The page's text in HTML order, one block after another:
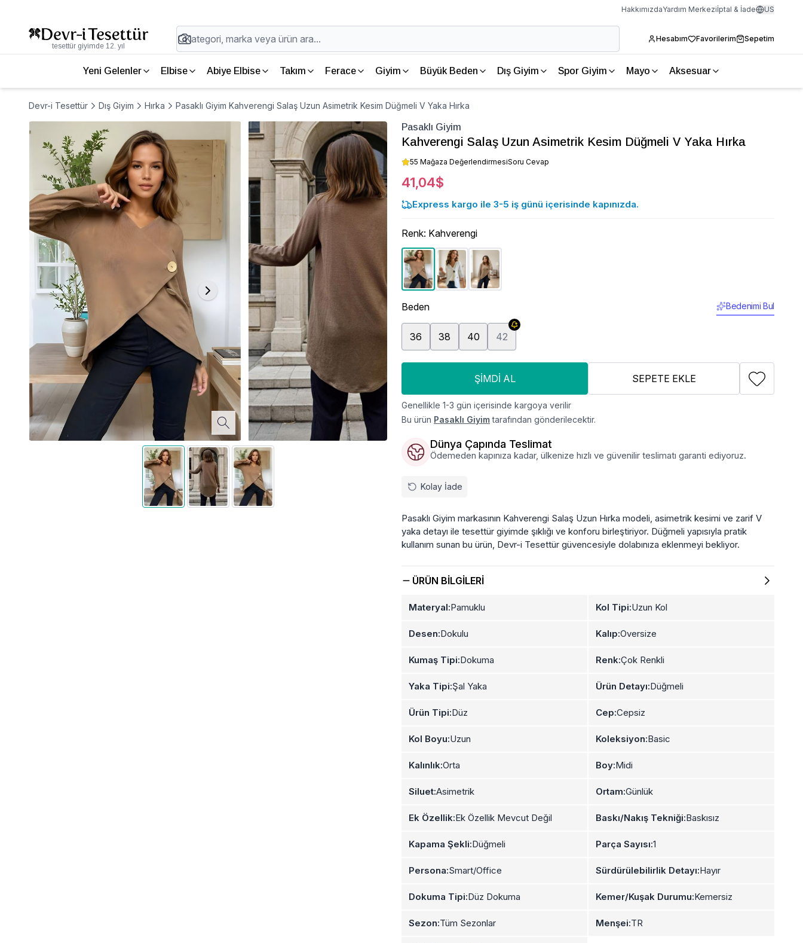
HakkımızdaYardım Merkeziİptal & İade US
tesettür giyimde 12. yıl
Hesabım Favorilerim Sepetim
Yeni Gelenler Elbise Abiye Elbise Takım Ferace Giyim Büyük Beden Dış Giyim Spor Giyim Mayo Aksesuar
Devr-i Tesettür Dış Giyim Hırka Pasaklı Giyim Kahverengi Salaş Uzun Asimetrik Kesim Düğmeli V Yaka Hırka
Pasaklı Giyim
Kahverengi Salaş Uzun Asimetrik Kesim Düğmeli V Yaka Hırka
55 Mağaza DeğerlendirmesiSoru Cevap
41,04$
Express kargo ile 3-5 iş günü içerisinde kapınızda.
Renk: Kahverengi
Beden Bedenimi Bul
36 38 40 42
ŞIMDI AL SEPETE EKLE
Genellikle 1-3 gün içerisinde kargoya verilir
Bu ürün Pasaklı Giyimtarafından gönderilecektir.
Dünya Çapında Teslimat
Ödemeden kapınıza kadar, ülkenize hızlı ve güvenilir teslimatı garanti ediyoruz.
Kolay İade
Pasaklı Giyim markasının Kahverengi Salaş Uzun Hırka modeli, asimetrik kesimi ve zarif V
yaka detayı ile tesettür giyimde şıklığı ve konforu birleştiriyor. Düğmeli yapısıyla pratik
kullanım sunan bu ürün, Devr-i Tesettür güvencesiyle dolabınıza eklenmeyi bekliyor.
ÜRÜN BILGILERI
Materyal:Pamuklu Kol Tipi:Uzun Kol
Desen:Dokulu Kalıp:Oversize
Kumaş Tipi:Dokuma Renk:Çok Renkli
Yaka Tipi:Şal Yaka Ürün Detayı:Düğmeli
Ürün Tipi:Düz Cep:Cepsiz
Kol Boyu:Uzun Koleksiyon:Basic
Kalınlık:Orta Boy:Midi
Siluet:Asimetrik Ortam:Günlük
Ek Özellik:Ek Özellik Mevcut Değil Baskı/Nakış Tekniği:Baskısız
Kapama Şekli:Düğmeli Parça Sayısı:1
Persona:Smart/Office Sürdürülebilirlik Detayı:Hayır
Dokuma Tipi:Düz Dokuma Kemer/Kuşak Durumu:Kemersiz
Sezon:Tüm Sezonlar Menşei:TR